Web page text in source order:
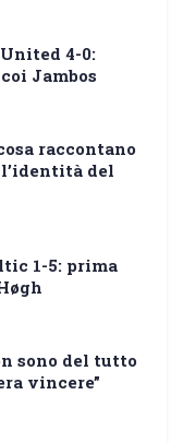
4-0:
Jambos
raccontano
del
1-5: prima
sono del tutto
vincere”